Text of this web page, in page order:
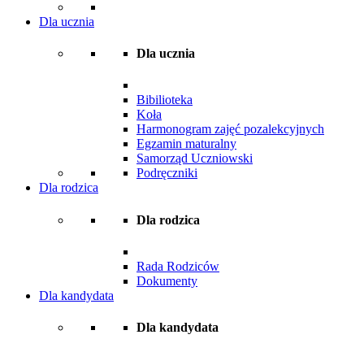
Dla ucznia
Dla ucznia
Bibilioteka
Koła
Harmonogram zajęć pozalekcyjnych
Egzamin maturalny
Samorząd Uczniowski
Podręczniki
Dla rodzica
Dla rodzica
Rada Rodziców
Dokumenty
Dla kandydata
Dla kandydata